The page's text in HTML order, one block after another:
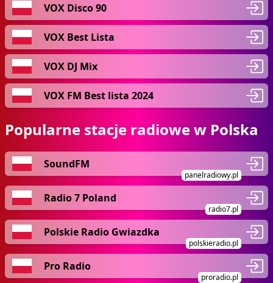
VOX Disco 90
VOX Best Lista
VOX DJ Mix
VOX FM Best lista 2024
Popularne stacje radiowe w Polska
SoundFM
panelradiowy.pl
Radio 7 Poland
radio7.pl
Polskie Radio Gwiazdka
polskieradio.pl
Pro Radio
proradio.pl